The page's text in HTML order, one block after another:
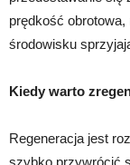
prędkość
środowisku
Kiedy warto
Regeneracja jest